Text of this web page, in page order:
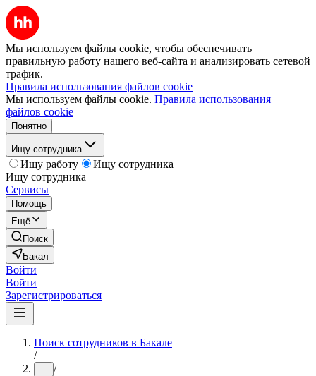
Мы используем файлы cookie, чтобы обеспечивать
правильную работу нашего веб-сайта и анализировать сетевой
трафик.
Правила использования файлов cookie
Мы используем файлы cookie. Правила использования
файлов cookie
Понятно
Ищу сотрудника
Ищу работу
Ищу сотрудника
Ищу сотрудника
Сервисы
Помощь
Ещё
Поиск
Бакал
Войти
Войти
Зарегистрироваться
Поиск сотрудников в Бакале
/
... /